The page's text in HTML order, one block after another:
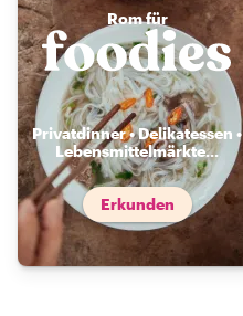
Rom für
Privatdinner • Delikatessen •
Lebensmittelmärkte...
Erkunden